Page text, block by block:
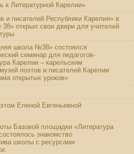
к Литературной Карелии»
и писателей Республики Карелия» в
открыл свои двери для учителей
школа №38» состоялся
семинар для педагогов-
Карелии – карельским
поэтов и писателей Карелии
открытых уроков»
Еленой Евгеньевной
Базовой площадки «Литература
знакомство
школы с ресурсами